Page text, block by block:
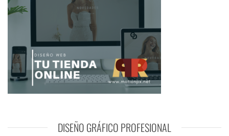
DISEÑO GRÁFICO PROFESIONAL